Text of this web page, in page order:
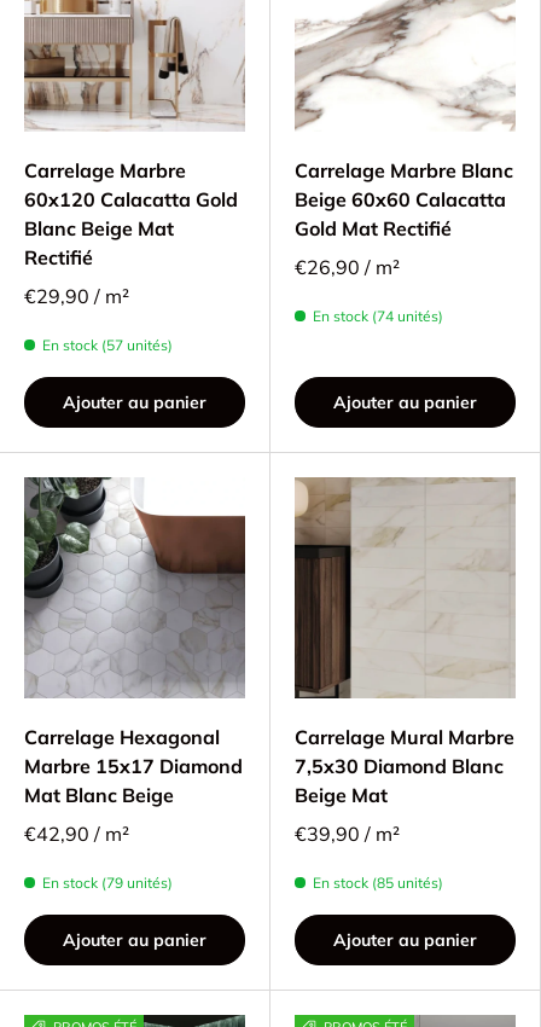
Carrelage Marbre
60x120 Calacatta Gold
Blanc Beige Mat
Rectifié
€29,90 / m²
En stock (57 unités)
Ajouter au panier
Carrelage Marbre Blanc
Beige 60x60 Calacatta
Gold Mat Rectifié
€26,90 / m²
En stock (74 unités)
Ajouter au panier
Carrelage Hexagonal
Marbre 15x17 Diamond
Mat Blanc Beige
€42,90 / m²
En stock (79 unités)
Ajouter au panier
Carrelage Mural Marbre
7,5x30 Diamond Blanc
Beige Mat
€39,90 / m²
En stock (85 unités)
Ajouter au panier